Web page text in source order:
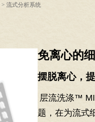
> 流式分析系统
免离心的
摆脱离心，
层流洗涤™
题，在为流式